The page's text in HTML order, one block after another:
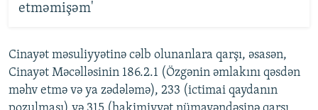
etməmişəm'
Cinayət məsuliyyətinə cəlb olunanlara qarşı, əsasən,
Cinayət Məcəlləsinin 186.2.1 (Özgənin əmlakını qəsdən
məhv etmə və ya zədələmə), 233 (ictimai qaydanın